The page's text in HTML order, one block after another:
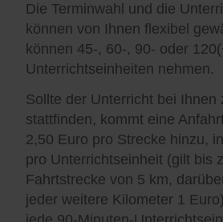
Die Terminwahl und die
können von Ihnen flexibel
können 45-, 60-, 90- oder
Unterrichtseinheiten nehmen.
Sollte der Unterricht bei Ihnen
stattfinden, kommt eine
2,50 Euro pro Strecke hinzu,
pro Unterrichtseinheit (gilt bis
Fahrtstrecke von 5 km,
jeder weitere Kilometer 1